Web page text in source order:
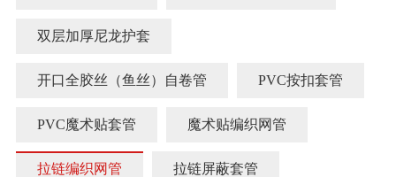
双层加厚尼龙护套
开口全胶丝（鱼丝）自卷管 PVC按扣套管
PVC魔术贴套管 魔术贴编织网管
拉链编织网管 拉链屏蔽套管